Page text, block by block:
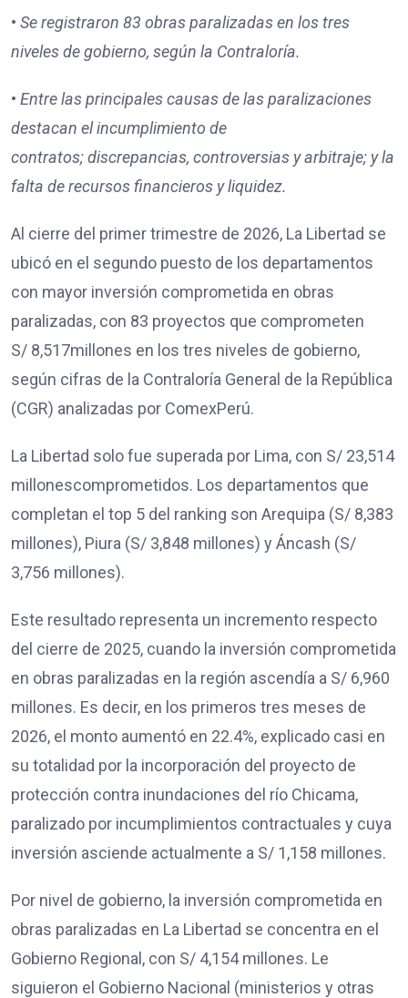
• Se registraron 83 obras paralizadas en los tres
niveles de gobierno, según la Contraloría.
• Entre las principales causas de las paralizaciones
destacan el incumplimiento de
contratos;discrepancias, controversias y arbitraje; yla
falta de recursos financieros y liquidez.
Al cierre del primer trimestre de 2026, La Libertad se
ubicó en el segundo puesto de los departamentos
con mayor inversión comprometida en obras
paralizadas, con 83 proyectos que comprometen
S/ 8,517millones en los tres niveles de gobierno,
según cifras de la Contraloría General de la República
(CGR) analizadas por ComexPerú.
La Libertad solo fue superada por Lima, con S/ 23,514
millonescomprometidos. Los departamentos que
completan el top 5 del ranking son Arequipa (S/ 8,383
millones), Piura (S/ 3,848 millones) y Áncash (S/
3,756 millones).
Este resultado representa un incremento respecto
del cierre de 2025, cuando la inversión comprometida
en obras paralizadas en la región ascendía a S/ 6,960
millones. Es decir, en los primeros tres meses de
2026, el monto aumentó en 22.4%, explicado casi en
su totalidad por la incorporación del proyecto de
protección contra inundaciones del río Chicama,
paralizado por incumplimientos contractuales y cuya
inversión asciende actualmente a S/ 1,158 millones.
Por nivel de gobierno, la inversión comprometida en
obras paralizadas en La Libertad se concentra en el
Gobierno Regional, con S/ 4,154 millones. Le
siguieron el Gobierno Nacional (ministerios y otras